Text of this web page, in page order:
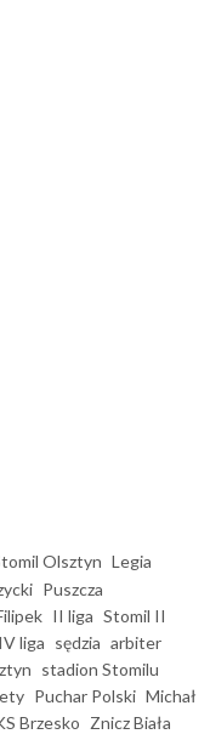
Olsztyn Legia
Puszcza
II liga Stomil II
IV liga sędzia arbiter
stadion Stomilu
Puchar Polski Michał
Brzesko Znicz Biała